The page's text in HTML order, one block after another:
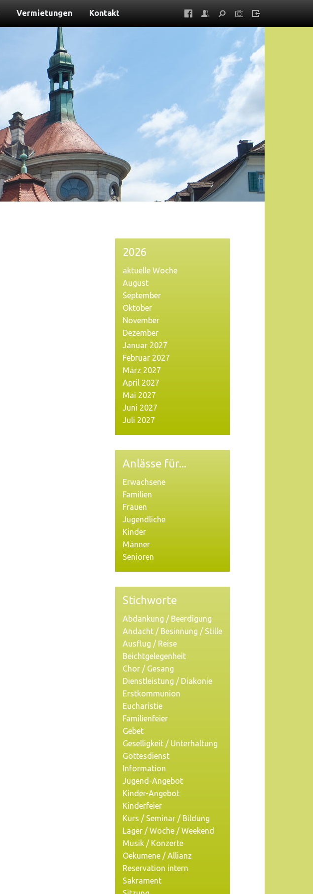
Vermietungen Kontakt
2026
aktuelle Woche
August
September
Oktober
November
Dezember
Januar 2027
Februar 2027
März 2027
April 2027
Mai 2027
Juni 2027
Juli 2027
Anlässe für...
Erwachsene
Familien
Frauen
Jugendliche
Kinder
Männer
Senioren
Stichworte
Abdankung / Beerdigung
Andacht / Besinnung / Stille
Ausflug / Reise
Beichtgelegenheit
Chor / Gesang
Dienstleistung / Diakonie
Erstkommunion
Eucharistie
Familienfeier
Gebet
Geselligkeit / Unterhaltung
Gottesdienst
Information
Jugend-Angebot
Kinder-Angebot
Kinderfeier
Kurs / Seminar / Bildung
Lager / Woche / Weekend
Musik / Konzerte
Oekumene / Allianz
Reservation intern
Sakrament